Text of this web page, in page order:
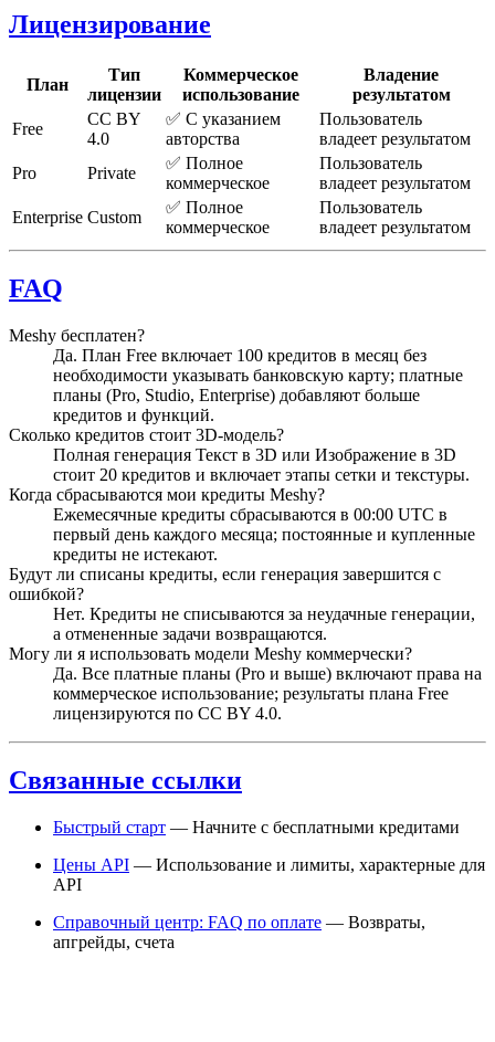
Лицензирование
План
Тип
лицензии
Коммерческое
использование
Владение
результатом
Free
CC BY
4.0
✅ С указанием
авторства
Пользователь
владеет результатом
Pro
Private
✅ Полное
коммерческое
Пользователь
владеет результатом
Enterprise Custom
✅ Полное
коммерческое
Пользователь
владеет результатом
FAQ
Meshy бесплатен?
Да. План Free включает 100 кредитов в месяц без
необходимости указывать банковскую карту; платные
планы (Pro, Studio, Enterprise) добавляют больше
кредитов и функций.
Сколько кредитов стоит 3D-модель?
Полная генерация Текст в 3D или Изображение в 3D
стоит 20 кредитов и включает этапы сетки и текстуры.
Когда сбрасываются мои кредиты Meshy?
Ежемесячные кредиты сбрасываются в 00:00 UTC в
первый день каждого месяца; постоянные и купленные
кредиты не истекают.
Будут ли списаны кредиты, если генерация завершится с
ошибкой?
Нет. Кредиты не списываются за неудачные генерации,
а отмененные задачи возвращаются.
Могу ли я использовать модели Meshy коммерчески?
Да. Все платные планы (Pro и выше) включают права на
коммерческое использование; результаты плана Free
лицензируются по CC BY 4.0.
Связанные ссылки
Быстрый старт — Начните с бесплатными кредитами
Цены API — Использование и лимиты, характерные для
API
Справочный центр: FAQ по оплате — Возвраты,
апгрейды, счета